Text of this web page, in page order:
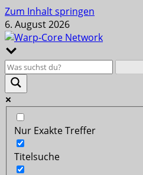
Zum Inhalt springen
6. August 2026
Nur Exakte Treffer
Titelsuche